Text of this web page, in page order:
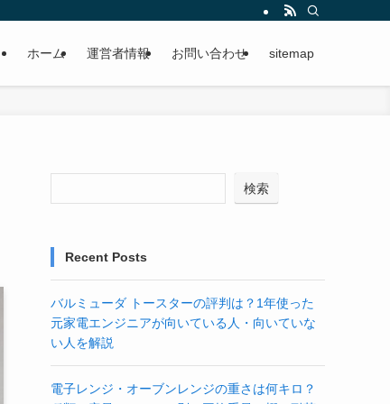
ホーム 運営者情報 お問い合わせ sitemap
検索
Recent Posts
バルミューダ トースターの評判は？1年使った
元家電エンジニアが向いている人・向いていな
い人を解説
電子レンジ・オーブンレンジの重さは何キロ？